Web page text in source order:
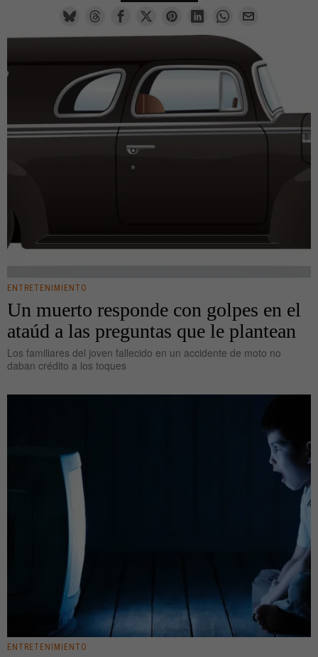
ENTRETENIMIENTO
Un muerto responde con golpes en el
ataúd a las preguntas que le plantean
Los familiares del joven fallecido en un accidente de moto no
daban crédito a los toques
ENTRETENIMIENTO